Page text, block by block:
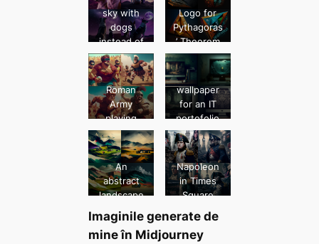
relaxing
atmospher
e –test
sky with
dogs
instead of
stars and
a purple
moon on
the
backgroun
Logo for
Pythagoras
’ Theorem
Roman
Army
playing
rugby on
Jupiter
with
sunglasses
–s 750
wallpaper
for an IT
portofolio
–ar 3:2
An
abstract
landscape
from
Romania
Napoleon
in Times
Square
Apocalyps
e
Imaginile generate de
mine în Midjourney